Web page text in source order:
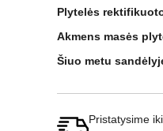
Plytelės
Akmens masės
Šiuo metu
Pristatysime iki